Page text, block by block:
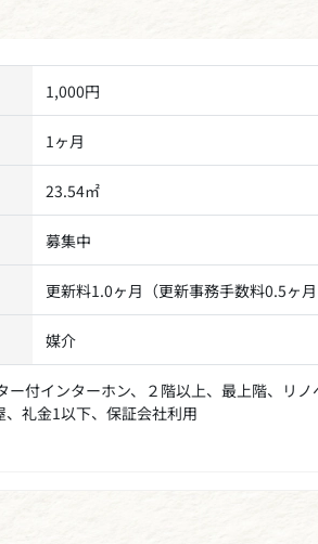
1,000円
1ヶ月
23.54㎡
募集中
更新料1.0ヶ月（更新事務手数料0.5ヶ月
媒介
付インターホン、２階以上、最上階、リノ
礼金1以下、保証会社利用